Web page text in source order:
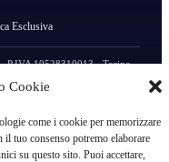
Cookie
come i cookie per memorizzare
tuo consenso potremo elaborare
su questo sito. Puoi accettare,
Esclusiva
P.IVA 10528310013 - Torino